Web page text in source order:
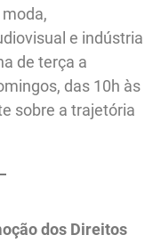
e indústria
de terça a
das 10h às
sobre a trajetória
dos Direitos